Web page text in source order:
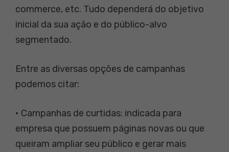
commerce, etc. Tudo dependerá do objetivo
inicial da sua ação e do público-alvo
segmentado.
Entre as diversas opções de campanhas
podemos citar:
• Campanhas de curtidas: indicada para
empresa que possuem páginas novas ou que
queiram ampliar seu público e gerar mais